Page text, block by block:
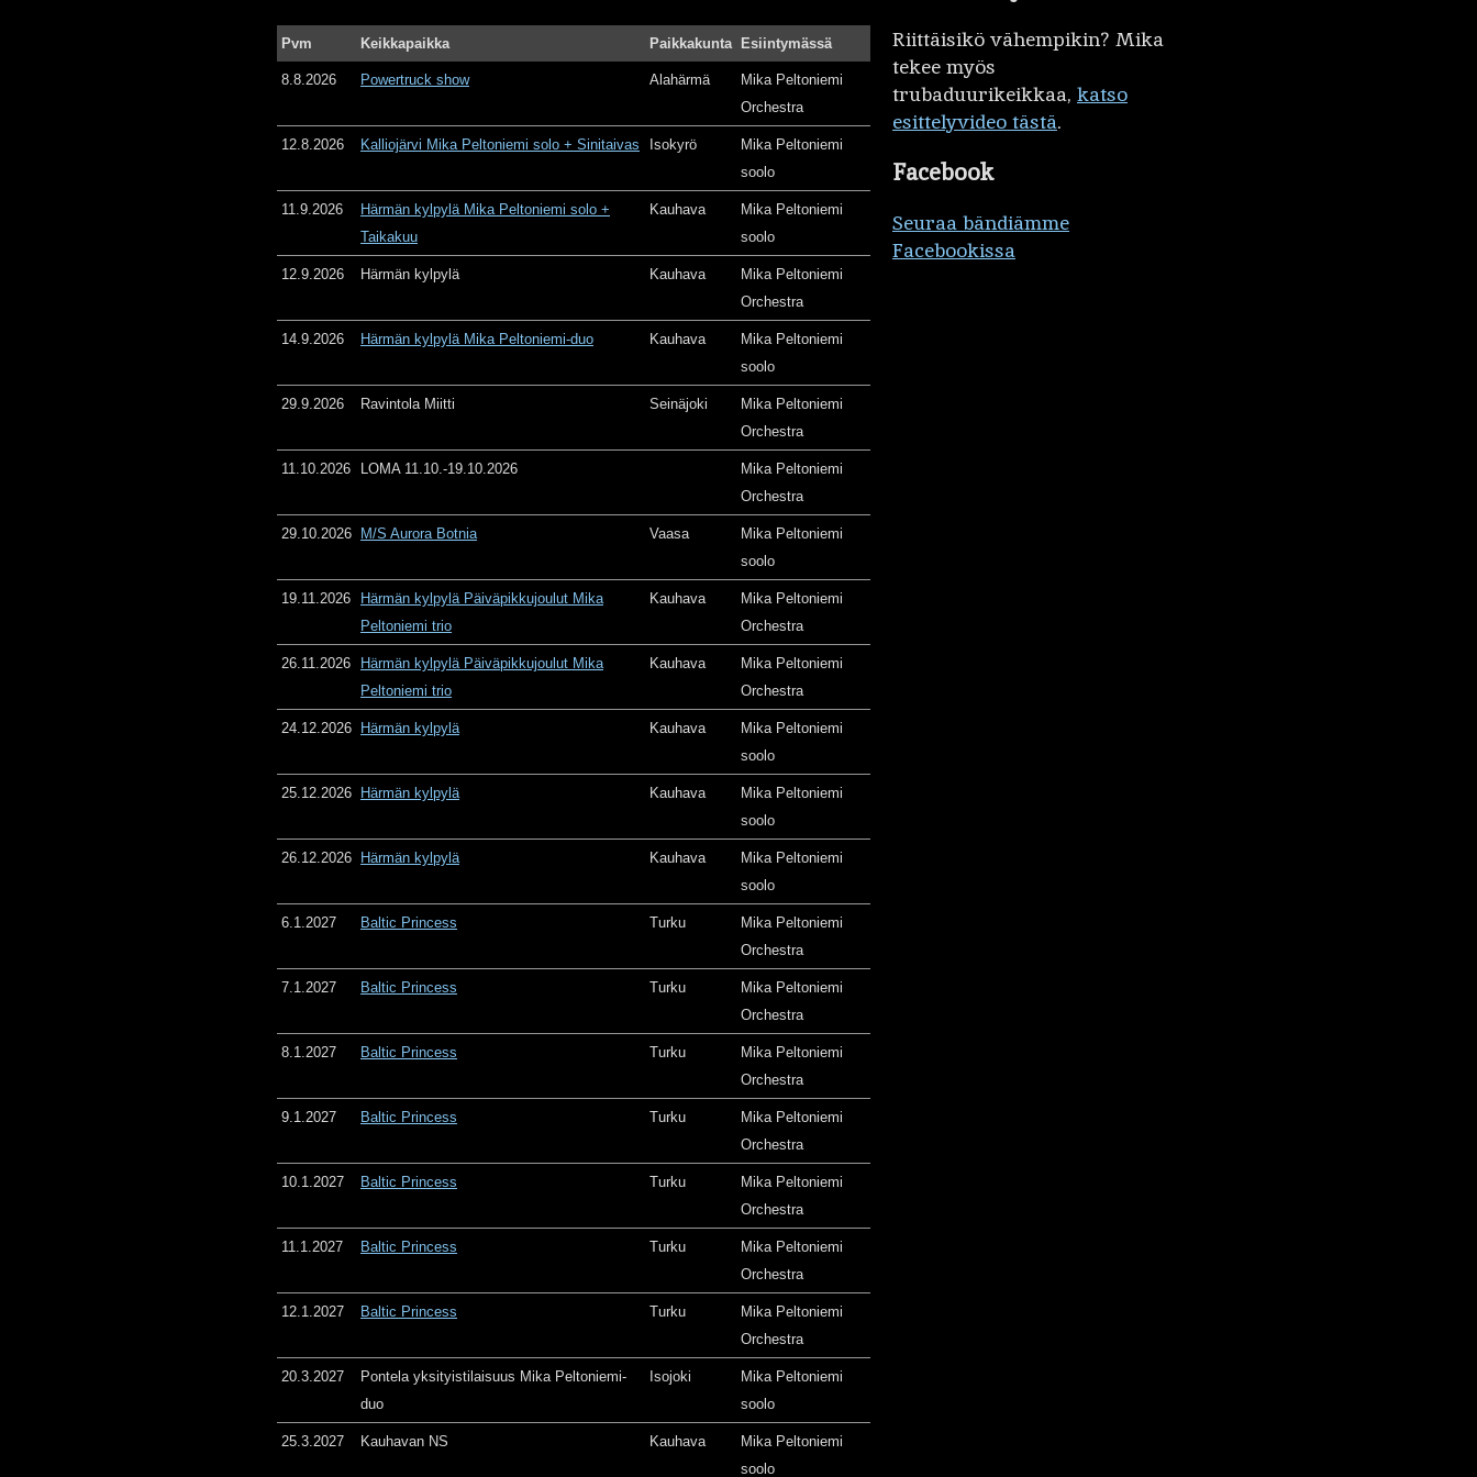
Pvm Keikkapaikka Paikkakunta Esiintymässä
8.8.2026 Powertruck show Alahärmä
Mika Peltoniemi
Orchestra
12.8.2026 Kalliojärvi Mika Peltoniemi solo + Sinitaivas Isokyrö
Mika Peltoniemi
soolo
11.9.2026
Härmän kylpylä Mika Peltoniemi solo +
Taikakuu
Kauhava
Mika Peltoniemi
soolo
12.9.2026 Härmän kylpylä Kauhava
Mika Peltoniemi
Orchestra
14.9.2026 Härmän kylpylä Mika Peltoniemi-duo Kauhava
Mika Peltoniemi
soolo
29.9.2026 Ravintola Miitti Seinäjoki
Mika Peltoniemi
Orchestra
11.10.2026 LOMA 11.10.-19.10.2026
Mika Peltoniemi
Orchestra
29.10.2026 M/S Aurora Botnia Vaasa
Mika Peltoniemi
soolo
19.11.2026
Härmän kylpylä Päiväpikkujoulut Mika
Peltoniemi trio
Kauhava
Mika Peltoniemi
Orchestra
26.11.2026
Härmän kylpylä Päiväpikkujoulut Mika
Peltoniemi trio
Kauhava
Mika Peltoniemi
Orchestra
24.12.2026 Härmän kylpylä Kauhava
Mika Peltoniemi
soolo
25.12.2026 Härmän kylpylä Kauhava
Mika Peltoniemi
soolo
26.12.2026 Härmän kylpylä Kauhava
Mika Peltoniemi
soolo
6.1.2027 Baltic Princess Turku
Mika Peltoniemi
Orchestra
7.1.2027 Baltic Princess Turku
Mika Peltoniemi
Orchestra
8.1.2027 Baltic Princess Turku
Mika Peltoniemi
Orchestra
9.1.2027 Baltic Princess Turku
Mika Peltoniemi
Orchestra
10.1.2027 Baltic Princess Turku
Mika Peltoniemi
Orchestra
11.1.2027 Baltic Princess Turku
Mika Peltoniemi
Orchestra
12.1.2027 Baltic Princess Turku
Mika Peltoniemi
Orchestra
20.3.2027
Pontela yksityistilaisuus Mika Peltoniemi-
duo
Isojoki
Mika Peltoniemi
soolo
25.3.2027 Kauhavan NS Kauhava
Mika Peltoniemi
soolo
Riittäisikö vähempikin? Mika
tekee myös
trubaduurikeikkaa, katso
esittelyvideo tästä.
Facebook
Seuraa bändiämme
Facebookissa